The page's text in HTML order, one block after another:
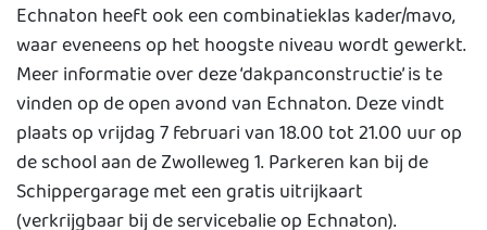
Echnaton heeft ook een combinatieklas kader/mavo,
waar eveneens op het hoogste niveau wordt gewerkt.
Meer informatie over deze ‘dakpanconstructie’ is te
vinden op de open avond van Echnaton. Deze vindt
plaats op vrijdag 7 februari van 18.00 tot 21.00 uur op
de school aan de Zwolleweg 1. Parkeren kan bij de
Schippergarage met een gratis uitrijkaart
(verkrijgbaar bij de servicebalie op Echnaton).